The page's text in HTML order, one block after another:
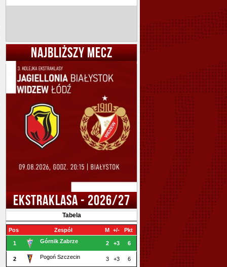
NAJBLIŻSZY MECZ
EKSTRAKLASA - 2026/27
Tabela
Pos Zespół M +/- Pkt
1 Górnik Zabrze 2 +3 6
2 Pogoń Szczecin 3 +3 6